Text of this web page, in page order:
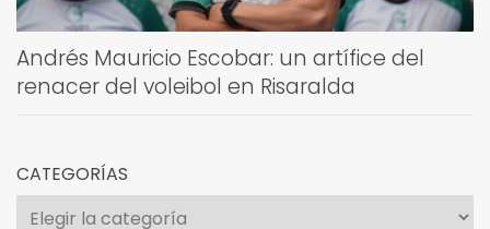
Andrés Mauricio Escobar: un artífice del
renacer del voleibol en Risaralda
CATEGORÍAS
Categorías